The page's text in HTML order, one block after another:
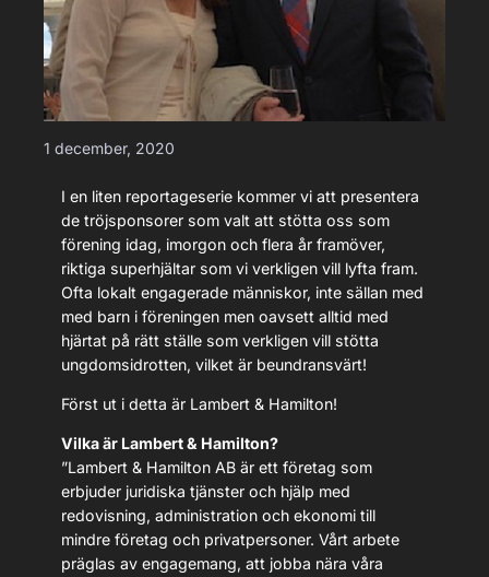
1 december, 2020
I en liten reportageserie kommer vi att presentera
de tröjsponsorer som valt att stötta oss som
förening idag, imorgon och flera år framöver,
riktiga superhjältar som vi verkligen vill lyfta fram.
Ofta lokalt engagerade människor, inte sällan med
med barn i föreningen men oavsett alltid med
hjärtat på rätt ställe som verkligen vill stötta
ungdomsidrotten, vilket är beundransvärt!
Först ut i detta är Lambert & Hamilton!
Vilka är Lambert & Hamilton?
”Lambert & Hamilton AB är ett företag som
erbjuder juridiska tjänster och hjälp med
redovisning, administration och ekonomi till
mindre företag och privatpersoner. Vårt arbete
präglas av engagemang, att jobba nära våra